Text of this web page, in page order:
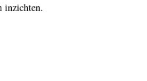
inzichten.